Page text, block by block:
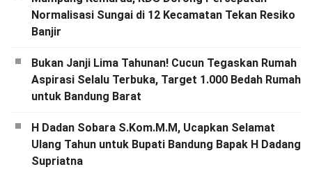
Normalisasi Sungai di 12 Kecamatan Tekan Resiko
Banjir
Bukan Janji Lima Tahunan! Cucun Tegaskan Rumah
Aspirasi Selalu Terbuka, Target 1.000 Bedah Rumah
untuk Bandung Barat
H Dadan Sobara S.Kom.M.M, Ucapkan Selamat
Ulang Tahun untuk Bupati Bandung Bapak H Dadang
Supriatna